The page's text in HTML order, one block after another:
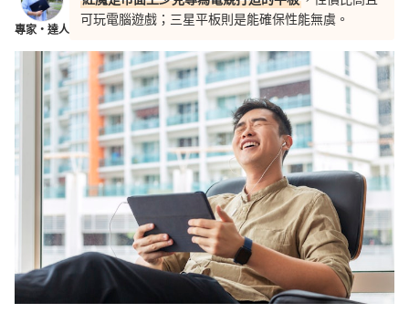
專家・達人
可玩電腦遊戲；三星平板則是能確保性能無虞。